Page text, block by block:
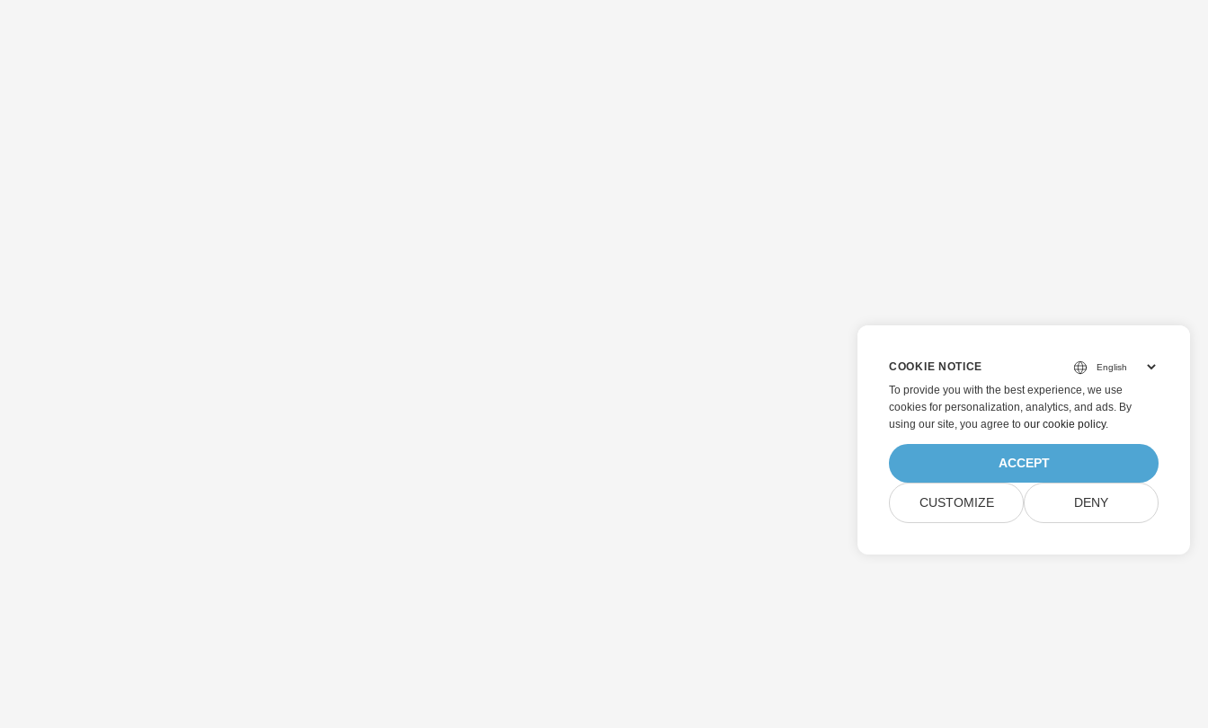
COOKIE NOTICE
To provide you with the best experience, we use
cookies for personalization, analytics, and ads. By
using our site, you agree to our cookie policy.
ACCEPT
CUSTOMIZE DENY